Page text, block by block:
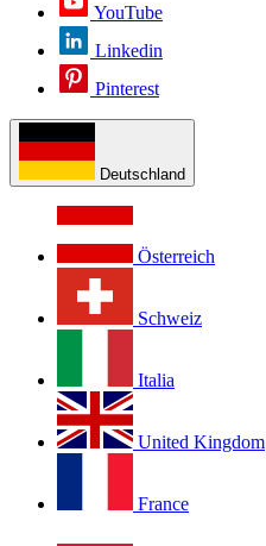
YouTube
Linkedin
Pinterest
Deutschland
Österreich
Schweiz
Italia
United Kingdom
France